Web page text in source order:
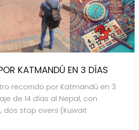
KATMANDÚ EN 3 DÍAS
recorrido por Katmandú en 3
de 14 días al Nepal, con
dos stop overs (Kuwait